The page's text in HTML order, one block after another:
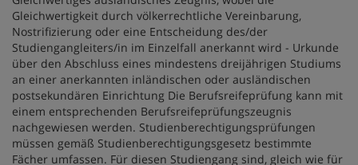
Gleichwertigkeit durch völkerrechtliche Vereinbarung,
Nostrifizierung oder eine Entscheidung des/der
Studiengangleiters/in im Einzelfall anerkannt wird - Urkunde
über den Abschluss eines mindestens dreijährigen Studiums
an einer anerkannten inländischen oder ausländischen
postsekundären Einrichtung Die Berufsreifeprüfung kann mit
einem entsprechenden Berufsreifeprüfungszeugnis
nachgewiesen werden. Studienberechtigungsprüfungen
müssen gemäß Studienberechtigungsgesetz bestimmte
Fächer umfassen. Für diesen Studiengang sind, gleich wie für